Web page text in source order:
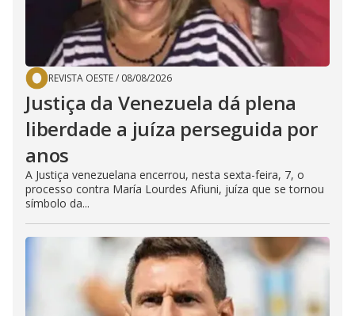
REVISTA OESTE/ 08/08/2026
Justiça da Venezuela dá plena
liberdade a juíza perseguida por
anos
A Justiça venezuelana encerrou, nesta sexta-feira, 7, o
processo contra María Lourdes Afiuni, juíza que se tornou
símbolo da...